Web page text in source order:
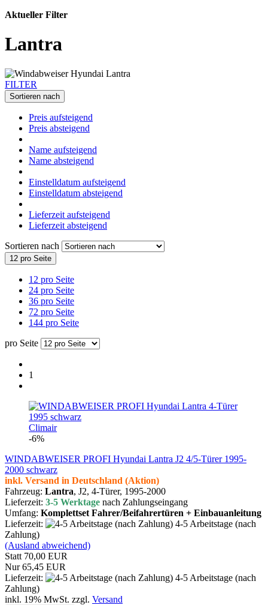
Aktueller Filter
Lantra
FILTER
Sortieren nach
Preis aufsteigend
Preis absteigend
Name aufsteigend
Name absteigend
Einstelldatum aufsteigend
Einstelldatum absteigend
Lieferzeit aufsteigend
Lieferzeit absteigend
Sortieren nach
12 pro Seite
12 pro Seite
24 pro Seite
36 pro Seite
72 pro Seite
144 pro Seite
pro Seite
1
Climair
-6%
WINDABWEISER PROFI Hyundai Lantra J2 4/5-Türer 1995-
2000 schwarz
inkl. Versand in Deutschland (Aktion)
Fahrzeug: Lantra, J2, 4-Türer, 1995-2000
Lieferzeit: 3-5 Werktage nach Zahlungseingang
Umfang: Komplettset Fahrer/Beifahrertüren + Einbauanleitung
Lieferzeit:
4-5 Arbeitstage (nach
Zahlung)
(Ausland abweichend)
Statt 70,00 EUR
Nur 65,45 EUR
Lieferzeit:
4-5 Arbeitstage (nach
Zahlung)
inkl. 19% MwSt. zzgl. Versand